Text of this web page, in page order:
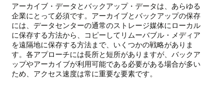
アーカイブ・データとバックアップ・データは、あらゆる
企業にとって必須です。アーカイブとバックアップの保存
には、データセンターの通常のストレージ媒体にローカル
に保存する方法から、コピーしてリムーバブル・メディア
を遠隔地に保存する方法まで、いくつかの戦略がありま
す。各アプローチには長所と短所がありますが、バックア
ップやアーカイブが利用可能である必要がある場合が多い
ため、アクセス速度は常に重要な要素です。